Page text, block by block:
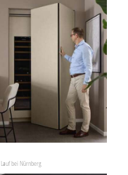
bei Nürnberg